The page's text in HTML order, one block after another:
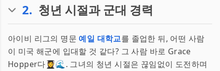
2. 청년 시절과 군대 경력
아이비 리그의 명문 예일 대학교를 졸업한 뒤, 어떤 사람
이 미국 해군에 입대할 것 같다? 그 사람 바로 Grace
Hopper다👩‍🎓🌊. 그녀의 청년 시절은 끊임없이 도전하며